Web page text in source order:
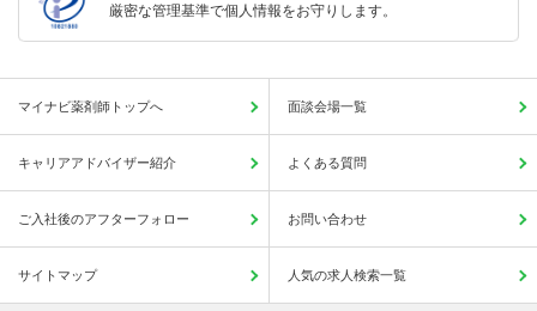
厳密な管理基準で個人情報をお守りします。
マイナビ薬剤師トップへ 面談会場一覧
キャリアアドバイザー紹介 よくある質問
ご入社後のアフターフォロー お問い合わせ
サイトマップ 人気の求人検索一覧